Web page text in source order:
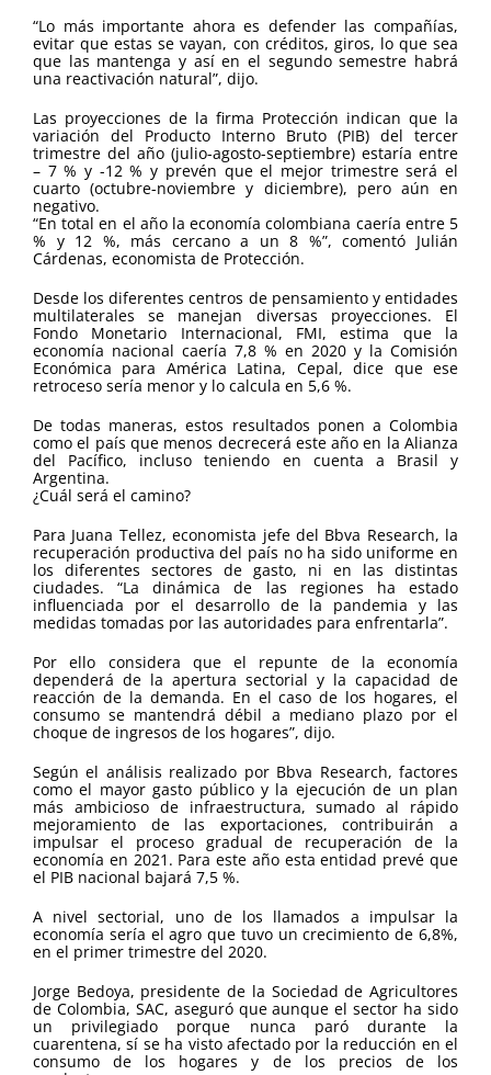
“Lo más importante ahora es defender las compañías,
evitar que estas se vayan, con créditos, giros, lo que sea
que las mantenga y así en el segundo semestre habrá
una reactivación natural”, dijo.
Las proyecciones de la firma Protección indican que la
variación del Producto Interno Bruto (PIB) del tercer
trimestre del año (julio-agosto-septiembre) estaría entre
– 7 % y -12 % y prevén que el mejor trimestre será el
cuarto (octubre-noviembre y diciembre), pero aún en
negativo.
“En total en el año la economía colombiana caería entre 5
% y 12 %, más cercano a un 8 %”, comentó Julián
Cárdenas, economista de Protección.
Desde los diferentes centros de pensamiento y entidades
multilaterales se manejan diversas proyecciones. El
Fondo Monetario Internacional, FMI, estima que la
economía nacional caería 7,8 % en 2020 y la Comisión
Económica para América Latina, Cepal, dice que ese
retroceso sería menor y lo calcula en 5,6 %.
De todas maneras, estos resultados ponen a Colombia
como el país que menos decrecerá este año en la Alianza
del Pacífico, incluso teniendo en cuenta a Brasil y
Argentina.
¿Cuál será el camino?
Para Juana Tellez, economista jefe del Bbva Research, la
recuperación productiva del país no ha sido uniforme en
los diferentes sectores de gasto, ni en las distintas
ciudades. “La dinámica de las regiones ha estado
influenciada por el desarrollo de la pandemia y las
medidas tomadas por las autoridades para enfrentarla”.
Por ello considera que el repunte de la economía
dependerá de la apertura sectorial y la capacidad de
reacción de la demanda. En el caso de los hogares, el
consumo se mantendrá débil a mediano plazo por el
choque de ingresos de los hogares”, dijo.
Según el análisis realizado por Bbva Research, factores
como el mayor gasto público y la ejecución de un plan
más ambicioso de infraestructura, sumado al rápido
mejoramiento de las exportaciones, contribuirán a
impulsar el proceso gradual de recuperación de la
economía en 2021. Para este año esta entidad prevé que
el PIB nacional bajará 7,5 %.
A nivel sectorial, uno de los llamados a impulsar la
economía sería el agro que tuvo un crecimiento de 6,8%,
en el primer trimestre del 2020.
Jorge Bedoya, presidente de la Sociedad de Agricultores
de Colombia, SAC, aseguró que aunque el sector ha sido
un privilegiado porque nunca paró durante la
cuarentena, sí se ha visto afectado por la reducción en el
consumo de los hogares y de los precios de los